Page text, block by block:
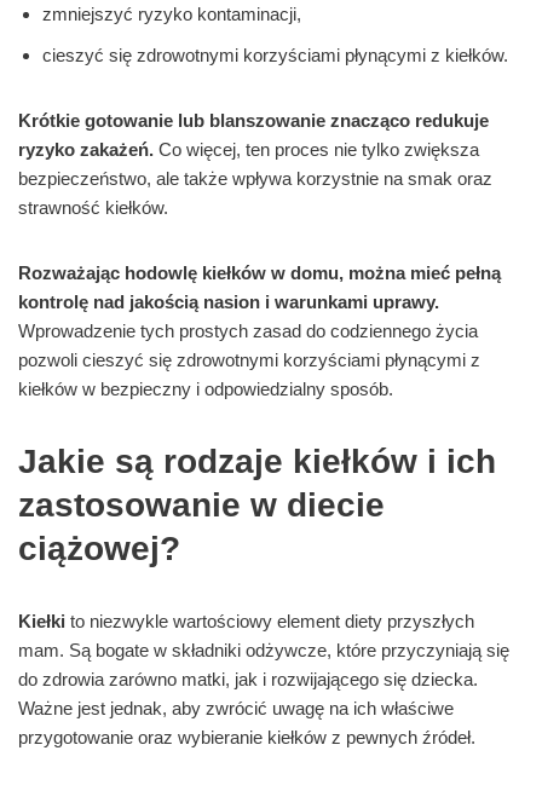
zmniejszyć ryzyko kontaminacji,
cieszyć się zdrowotnymi korzyściami płynącymi z kiełków.
Krótkie gotowanie lub blanszowanie znacząco redukuje
ryzyko zakażeń. Co więcej, ten proces nie tylko zwiększa
bezpieczeństwo, ale także wpływa korzystnie na smak oraz
strawność kiełków.
Rozważając hodowlę kiełków w domu, można mieć pełną
kontrolę nad jakością nasion i warunkami uprawy.
Wprowadzenie tych prostych zasad do codziennego życia
pozwoli cieszyć się zdrowotnymi korzyściami płynącymi z
kiełków w bezpieczny i odpowiedzialny sposób.
Jakie są rodzaje kiełków i ich
zastosowanie w diecie
ciążowej?
Kiełki to niezwykle wartościowy element diety przyszłych
mam. Są bogate w składniki odżywcze, które przyczyniają się
do zdrowia zarówno matki, jak i rozwijającego się dziecka.
Ważne jest jednak, aby zwrócić uwagę na ich właściwe
przygotowanie oraz wybieranie kiełków z pewnych źródeł.